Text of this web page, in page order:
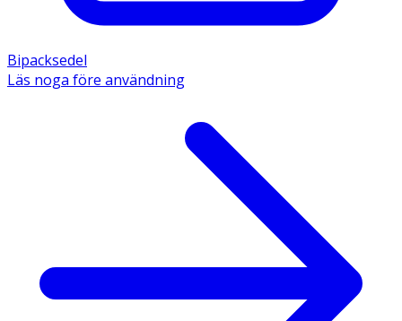
Bipacksedel
Läs noga före användning